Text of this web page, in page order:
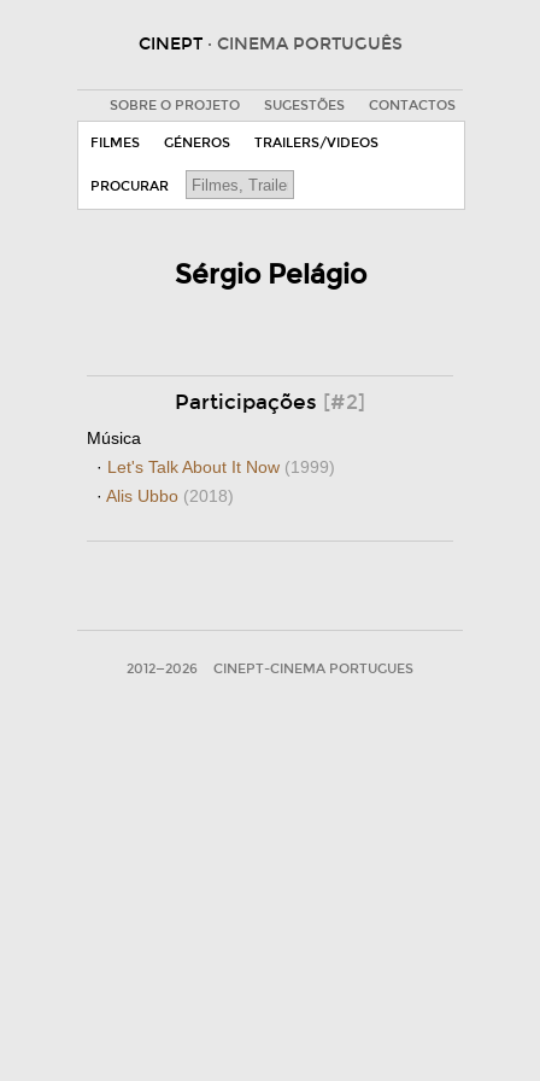
CINEPT · CINEMA PORTUGUÊS
SOBRE O PROJETO SUGESTÕES CONTACTOS
FILMES GÉNEROS TRAILERS/VIDEOS
PROCURAR
Sérgio Pelágio
Participações [#2]
Música
· Let's Talk About It Now (1999)
· Alis Ubbo (2018)
2012—2026 CINEPT-CINEMA PORTUGUES